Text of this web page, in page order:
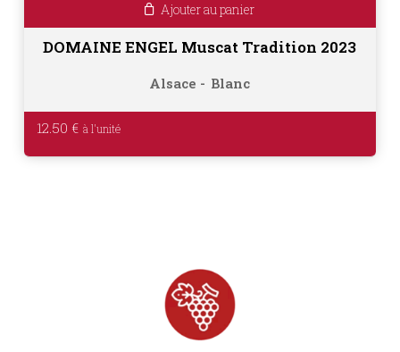
Ajouter au panier
DOMAINE ENGEL Muscat Tradition 2023
Alsace Blanc
12.50 €